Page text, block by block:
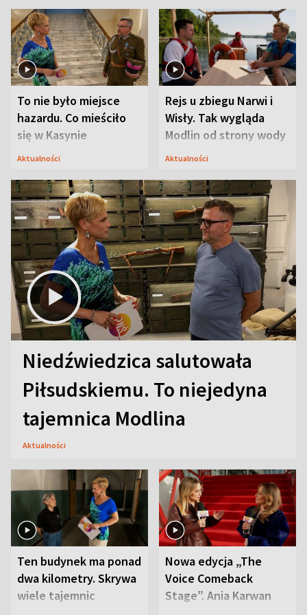
To nie było miejsce
hazardu. Co mieściło
się w Kasynie
Oficerskim?
Aktualności
Rejs u zbiegu Narwi i
Wisły. Tak wygląda
Modlin od strony wody
Aktualności
Niedźwiedzica salutowała
Piłsudskiemu. To niejedyna
tajemnica Modlina
Aktualności
Ten budynek ma ponad
dwa kilometry. Skrywa
wiele tajemnic
Nowa edycja „The
Voice Comeback
Stage”. Ania Karwan